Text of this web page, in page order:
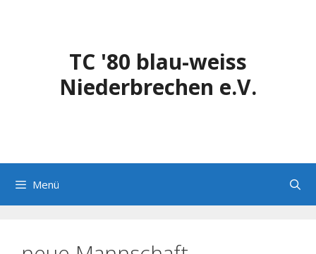
TC '80 blau-weiss
Niederbrechen e.V.
Menü